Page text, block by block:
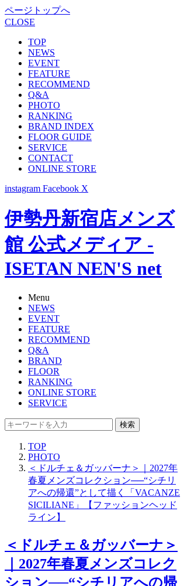
ページトップへ
CLOSE
TOP
NEWS
EVENT
FEATURE
RECOMMEND
Q&A
PHOTO
RANKING
BRAND INDEX
FLOOR GUIDE
SERVICE
CONTACT
ONLINE STORE
instagram Facebook X
伊勢丹新宿店メンズ
館 公式メディア -
ISETAN NEN'S net
Menu
NEWS
EVENT
FEATURE
RECOMMEND
Q&A
BRAND
FLOOR
RANKING
ONLINE STORE
SERVICE
検索
TOP
PHOTO
＜ドルチェ＆ガッバーナ＞｜2027年
春夏メンズコレクション──“シチリ
アへの帰還”として描く「VACANZE
SICILIANE」【ファッションヘッド
ライン】
＜ドルチェ＆ガッバーナ＞
｜2027年春夏メンズコレク
ション──“シチリアへの帰